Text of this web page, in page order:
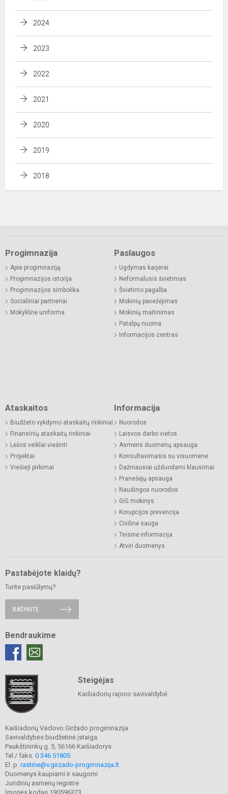
2024
2023
2022
2021
2020
2019
2018
Progimnazija
Apie progimnaziją
Progimnazijos istorija
Progimnazijos simbolika
Socialiniai partneriai
Mokyklinė uniforma
Paslaugos
Ugdymas karjerai
Neformalusis švietimas
Švietimo pagalba
Mokinių pavežėjimas
Mokinių maitinimas
Patalpų nuoma
Informacijos centras
Ataskaitos
Biudžeto vykdymo ataskaitų rinkiniai
Finansinių ataskaitų rinkiniai
Lėšos veiklai viešinti
Projektai
Viešieji pirkimai
Informacija
Nuorodos
Laisvos darbo vietos
Asmens duomenų apsauga
Konsultavimasis su visuomene
Dažniausiai užduodami klausimai
Pranešėjų apsauga
Naudingos nuorodos
GiG mokinys
Korupcijos prevencija
Civilinė sauga
Teisinė informacija
Atviri duomenys
Pastabėjote klaidų?
Turite pasiūlymų?
RAŠYKITE
Bendraukime
Steigėjas
Kaišiadorių rajono savivaldybė
Kaišiadorių Vaclovo Giržado progimnazija
Savivaldybės biudžetinė įstaiga.
Paukštininkų g. 5, 56166 Kaišiadorys
Tel./ faks. 0 346 51805
El. p. rastine@v.girzado-progimnazija.lt
Duomenys kaupiami ir saugomi
Juridinių asmenų registre
Įmonės kodas 190596323